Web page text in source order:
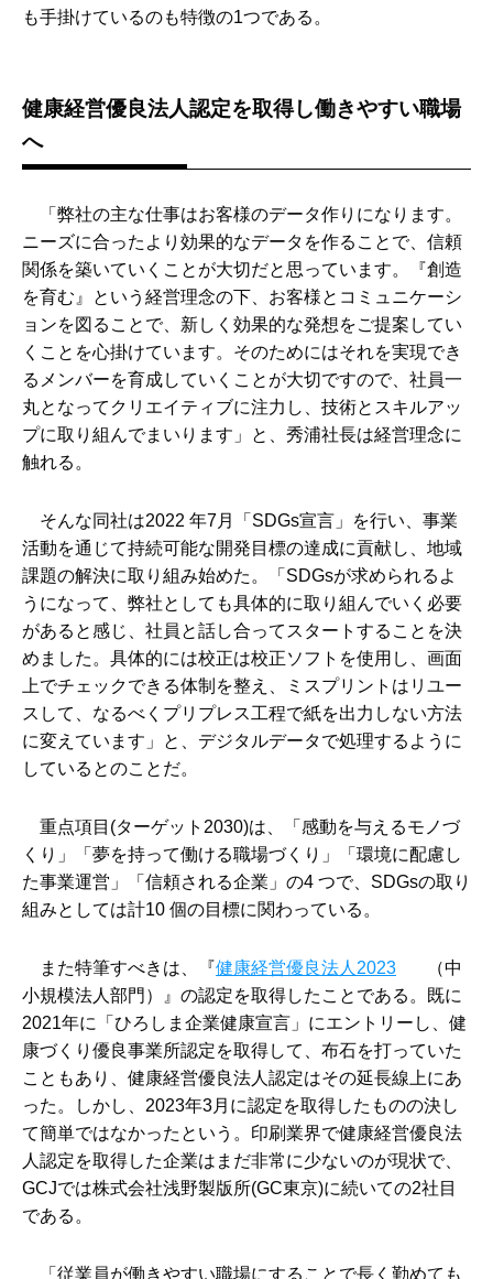
も手掛けているのも特徴の1つである。
健康経営優良法人認定を取得し働きやすい職場
へ
「弊社の主な仕事はお客様のデータ作りになります。
ニーズに合ったより効果的なデータを作ることで、信頼
関係を築いていくことが大切だと思っています。『創造
を育む』という経営理念の下、お客様とコミュニケーシ
ョンを図ることで、新しく効果的な発想をご提案してい
くことを心掛けています。そのためにはそれを実現でき
るメンバーを育成していくことが大切ですので、社員一
丸となってクリエイティブに注力し、技術とスキルアッ
プに取り組んでまいります」と、秀浦社長は経営理念に
触れる。
そんな同社は2022 年7月「SDGs宣言」を行い、事業
活動を通じて持続可能な開発目標の達成に貢献し、地域
課題の解決に取り組み始めた。「SDGsが求められるよ
うになって、弊社としても具体的に取り組んでいく必要
があると感じ、社員と話し合ってスタートすることを決
めました。具体的には校正は校正ソフトを使用し、画面
上でチェックできる体制を整え、ミスプリントはリユー
スして、なるべくプリプレス工程で紙を出力しない方法
に変えています」と、デジタルデータで処理するように
しているとのことだ。
重点項目(ターゲット2030)は、「感動を与えるモノづ
くり」「夢を持って働ける職場づくり」「環境に配慮し
た事業運営」「信頼される企業」の4 つで、SDGsの取り
組みとしては計10 個の目標に関わっている。
また特筆すべきは、『健康経営優良法人2023
（中
小規模法人部門）』の認定を取得したことである。既に
2021年に「ひろしま企業健康宣言」にエントリーし、健
康づくり優良事業所認定を取得して、布石を打っていた
こともあり、健康経営優良法人認定はその延長線上にあ
った。しかし、2023年3月に認定を取得したものの決し
て簡単ではなかったという。印刷業界で健康経営優良法
人認定を取得した企業はまだ非常に少ないのが現状で、
GCJでは株式会社浅野製版所(GC東京)に続いての2社目
である。
「従業員が働きやすい職場にすることで長く勤めても